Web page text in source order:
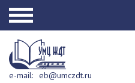
e-mail: eb@umczdt.ru